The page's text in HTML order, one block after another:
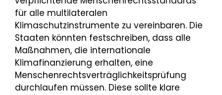
für alle multilateralen
Klimaschutzinstrumente zu vereinbaren. Die
Staaten könnten festschreiben, dass alle
Maßnahmen, die internationale
Klimafinanzierung erhalten, eine
Menschenrechtsverträglichkeitsprüfung
durchlaufen müssen. Diese sollte klare